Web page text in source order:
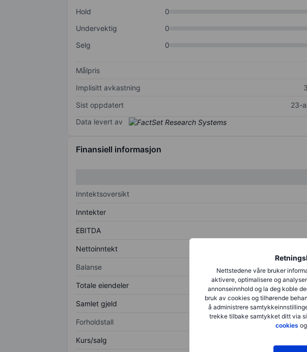
Nettstedene våre bruker
aktivere, optimalisere og
annonseinnhold og la deg koble
bruk av cookies og tilhørende
å administrere
trekke tilbake samtykket ditt via
cookies
Hold
0
Undervektig
0
Selg
0
Målpris
Implisitt avkastning
Sist oppdatert
23-
Data levert av
Finansiell informasjon
Inntektsoversikt
Inntekter
EBITDA
Nettoinntekt
Balanse
Totale eiendeler
Samlet gjeld
Forholdstall
Kurs/salg